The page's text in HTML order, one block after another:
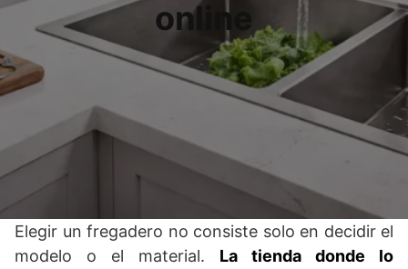
online
Elegir un fregadero no consiste solo en decidir el
modelo o el material. La tienda donde lo